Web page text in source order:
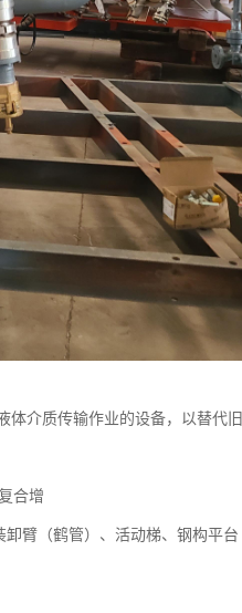
体介质传输作业的设备，以替代旧
合增
臂（鹤管）、活动梯、钢构平台